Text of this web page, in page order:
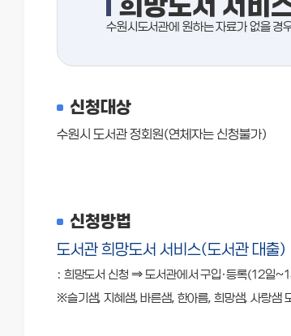
희망도서 서비
수원시도서관에 원하는 자료가 없을 경
신청대상
수원시 도서관 정회원(연체자는 신청불가)
신청방법
도서관 희망도서 서비스(도서관 대출)
: 희망도서 신청 ⇒ 도서관에서 구입·등록(12일
※슬기샘, 지혜샘, 바른샘, 한아름, 희망샘, 사랑샘